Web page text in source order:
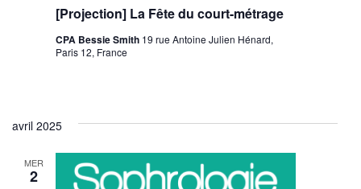
[Projection] La Fête du court-métrage
CPA Bessie Smith 19 rue Antoine Julien Hénard,
Paris 12, France
avril 2025
MER
2